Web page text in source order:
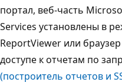
портал, веб-часть
Services установлены в
ReportViewer или
доступе к отчетам по
(построитель отчетов и